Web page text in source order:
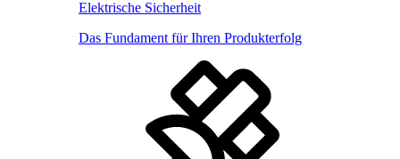
Elektrische Sicherheit
Das Fundament für Ihren Produkterfolg